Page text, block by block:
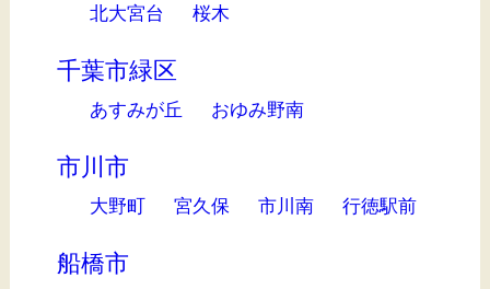
北大宮台 桜木
千葉市緑区
あすみが丘 おゆみ野南
市川市
大野町 宮久保 市川南 行徳駅前
船橋市